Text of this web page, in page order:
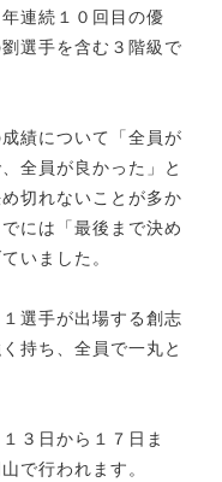
連続１０回目の優
選手を含む３階級で
績について「全員が
全員が良かった」と
切れないことが多か
には「最後まで決め
いました。
選手が出場する創志
持ち、全員で一丸と
３日から１７日ま
で行われます。